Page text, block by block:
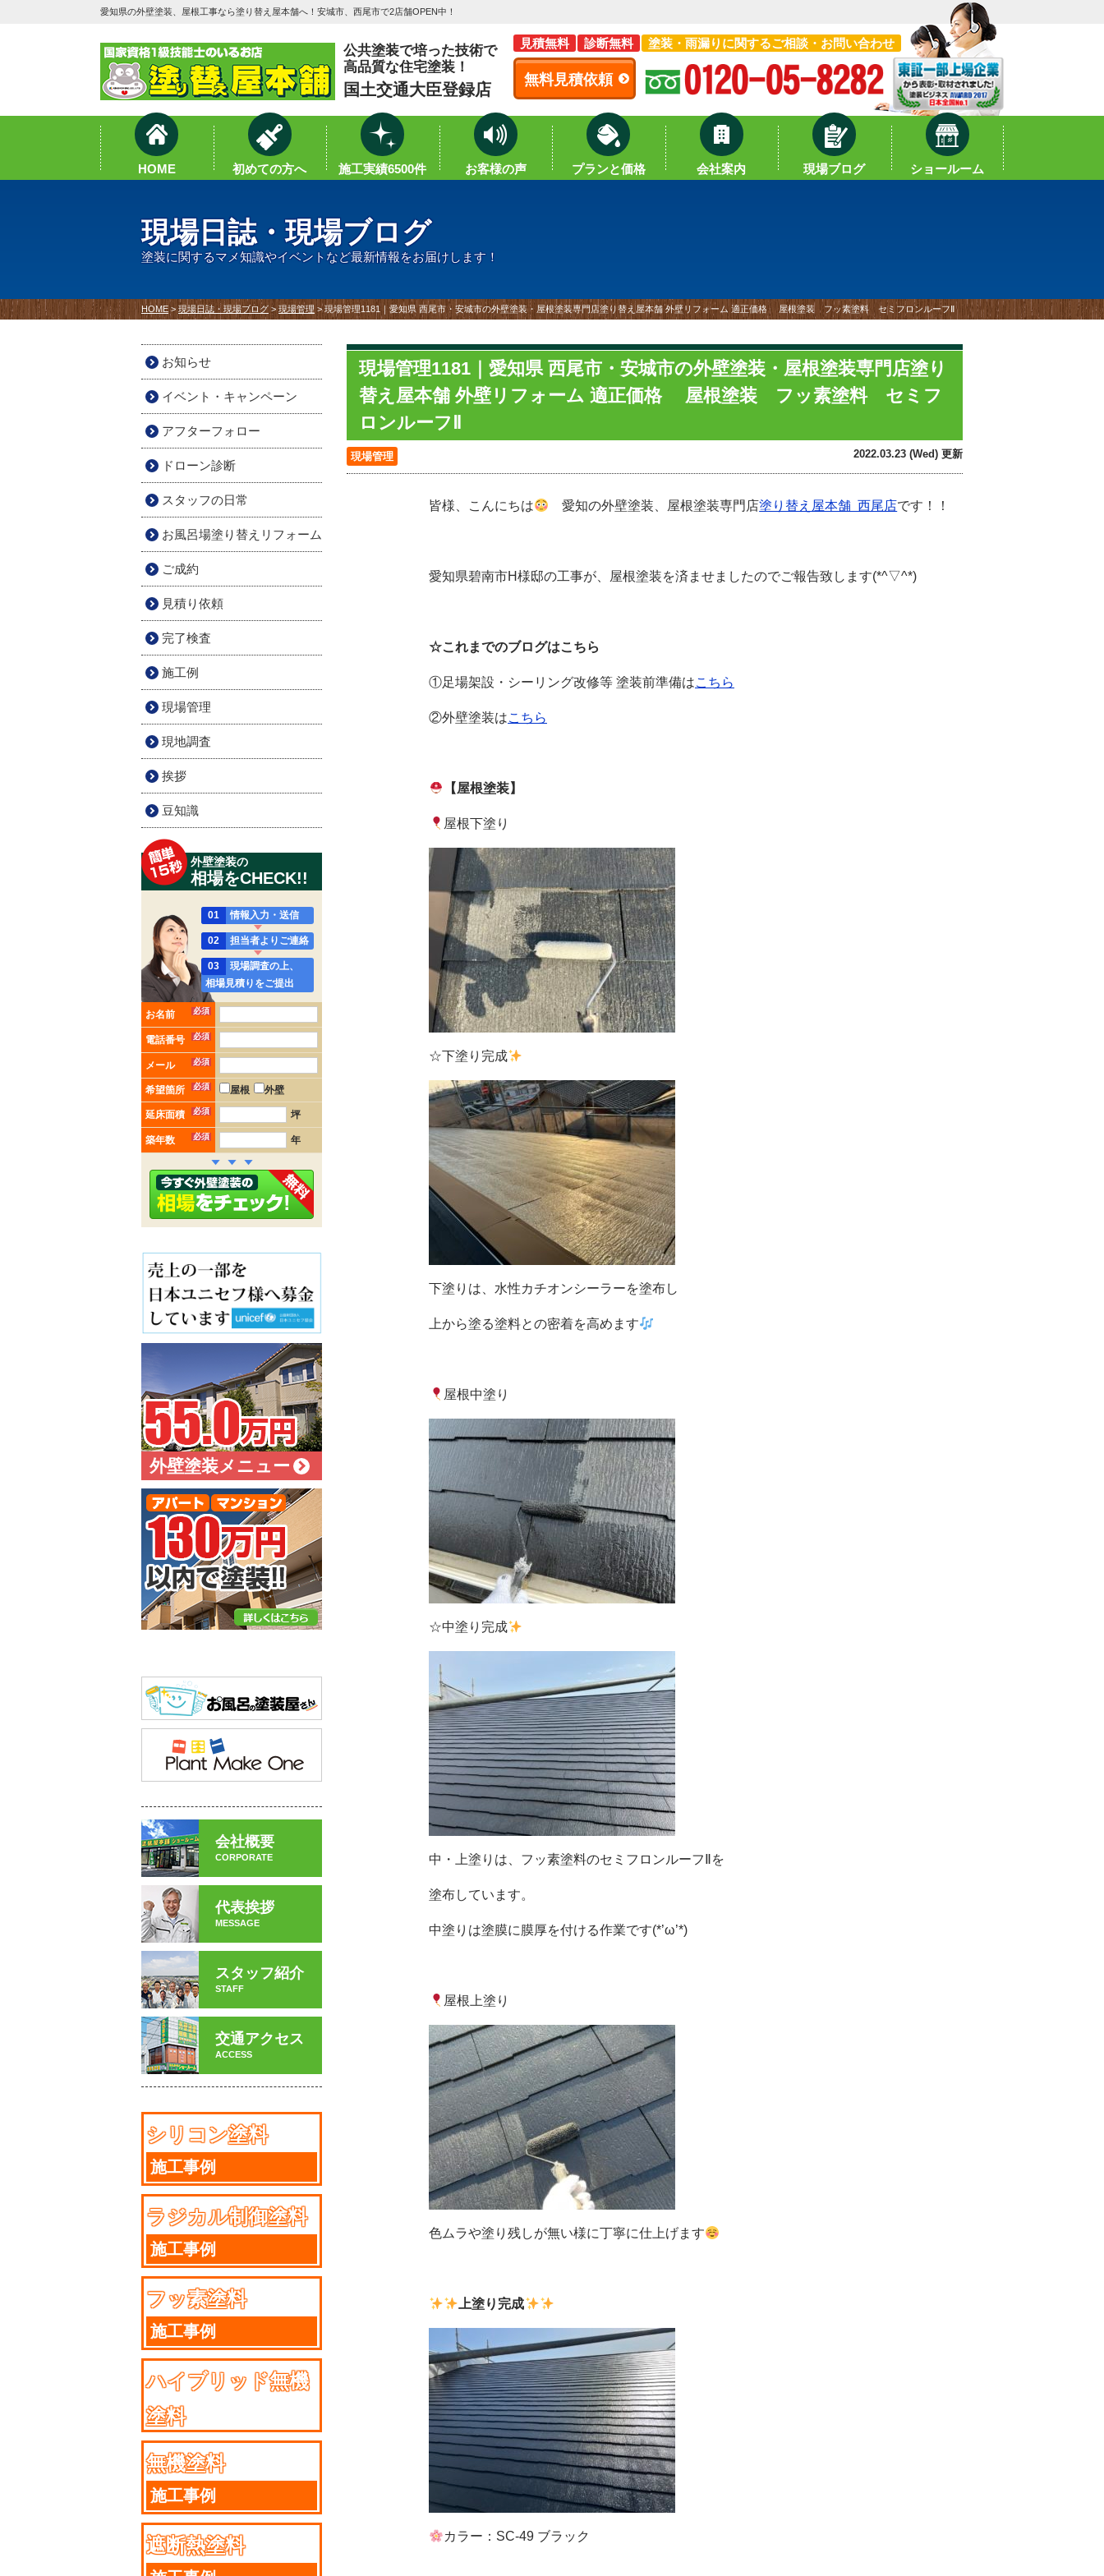
愛知県の外壁塗装、屋根工事なら塗り替え屋本舗へ！安城市、西尾市で2店舗OPEN中！
公共塗装で培った技術で
高品質な住宅塗装！
国土交通大臣登録店
見積無料 診断無料 塗装・雨漏りに関するご相談・お問い合わせ
無料見積依頼
HOME 初めての方へ 施工実績6500件 お客様の声 プランと価格 会社案内 現場ブログ ショールーム
現場日誌・現場ブログ
塗装に関するマメ知識やイベントなど最新情報をお届けします！
HOME> 現場日誌・現場ブログ > 現場管理 >現場管理1181｜愛知県 西尾市・安城市の外壁塗装・屋根塗装専門店塗り替え屋本舗 外壁リフォーム 適正価格 屋根塗装 フッ素塗料 セミフロンルーフⅡ
現場管理1181｜愛知県 西尾市・安城市の外壁塗装・屋根塗装専門店塗り
替え屋本舗 外壁リフォーム 適正価格 屋根塗装 フッ素塗料 セミフ
ロンルーフⅡ
現場管理 2022.03.23 (Wed) 更新
皆様、こんにちは 愛知の外壁塗装、屋根塗装専門店塗り替え屋本舗 西尾店です！！
愛知県碧南市H様邸の工事が、屋根塗装を済ませましたのでご報告致します(*^▽^*)
☆これまでのブログはこちら
①足場架設・シーリング改修等 塗装前準備はこちら
②外壁塗装はこちら
【屋根塗装】
屋根下塗り
☆下塗り完成
下塗りは、水性カチオンシーラーを塗布し
上から塗る塗料との密着を高めます
屋根中塗り
☆中塗り完成
中・上塗りは、フッ素塗料のセミフロンルーフⅡを
塗布しています。
中塗りは塗膜に膜厚を付ける作業です(*’ω’*)
屋根上塗り
色ムラや塗り残しが無い様に丁寧に仕上げます
上塗り完成
カラー：SC-49 ブラック
お知らせ
イベント・キャンペーン
アフターフォロー
ドローン診断
スタッフの日常
お風呂場塗り替えリフォーム
ご成約
見積り依頼
完了検査
施工例
現場管理
現地調査
挨拶
豆知識
外壁塗装の
相場をCHECK!!
01 情報入力・送信
02 担当者よりご連絡
03
現場調査の上、
相場見積りをご提出
お名前 必須
電話番号 必須
メール 必須
希望箇所 必須 屋根 外壁
延床面積 必須 坪
築年数 必須 年
外壁塗装メニュー
会社概要
CORPORATE
代表挨拶
MESSAGE
スタッフ紹介
STAFF
交通アクセス
ACCESS
シリコン塗料
施工事例
ラジカル制御塗料
施工事例
フッ素塗料
施工事例
ハイブリッド無機
塗料
施工事例
無機塗料
施工事例
遮断熱塗料